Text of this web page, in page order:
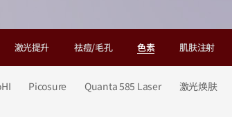
激光提升 祛痘/毛孔 色素
Picosure Quanta 585 Laser 激光焕肤
肌肤注射